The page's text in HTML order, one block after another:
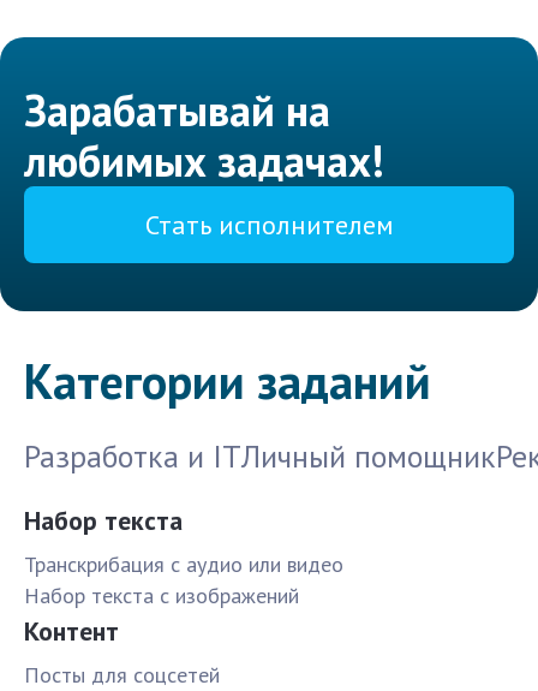
Зарабатывай на
любимых задачах!
Стать исполнителем
Категории заданий
Разработка и ITЛичный помощник
Набор текста
Транскрибация с аудио или видео
Набор текста с изображений
Контент
Посты для соцсетей